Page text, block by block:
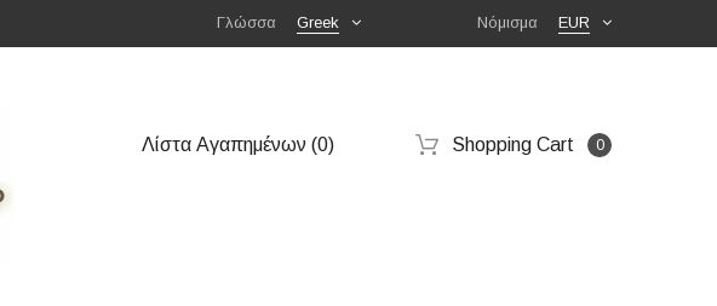
EUR
Νόμισμα
Greek
Γλώσσα
Shopping Cart 0
Λίστα Αγαπημένων (0)